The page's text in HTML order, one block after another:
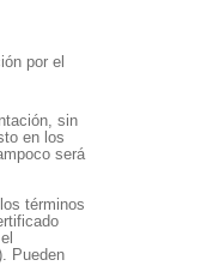
por el
sin
en los
será
términos
Pueden